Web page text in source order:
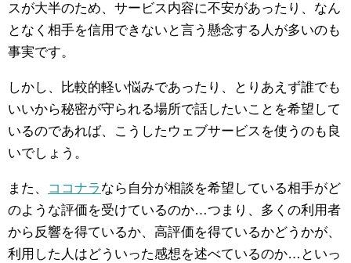
スが大半のため、サービス内容に不安があったり、なん
となく相手を信用できないと言う懸念する人が多いのも
事実です。
しかし、比較的軽い悩みであったり、とりあえず誰でも
いいから秘密が守られる場所で話したいことを希望して
いるのであれば、こうしたウェブサービスを使うのも良
いでしょう。
また、 ココナラ なら自分が相談を希望している相手がど
のような評価を受けているのか…つまり、多くの利用者
から反響を得ているか、高評価を得ているかどうかが、
利用した人はどういった感想を述べているのか…といっ